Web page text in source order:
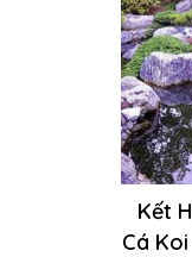
Kết
Cá
NEW
NEW
NEW